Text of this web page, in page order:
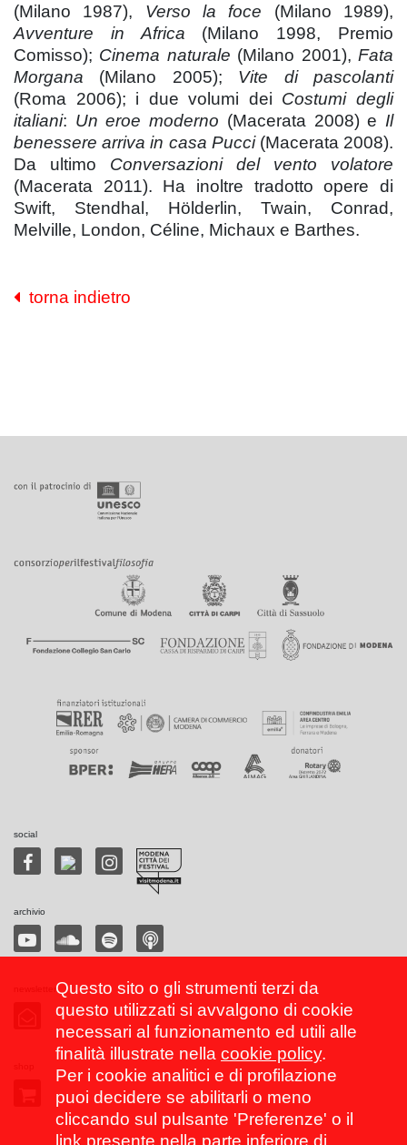
(Milano 1987), Verso la foce (Milano 1989),
Avventure in Africa (Milano 1998, Premio
Comisso); Cinema naturale (Milano 2001),Fata
Morgana (Milano 2005); Vite di pascolanti
(Roma 2006); i due volumi dei Costumi degli
italiani: Un eroe moderno (Macerata 2008) e Il
benessere arriva in casa Pucci(Macerata 2008).
Da ultimo Conversazioni del vento volatore
(Macerata 2011). Ha inoltre tradotto opere di
Swift, Stendhal, Hölderlin, Twain, Conrad,
Melville, London, Céline, Michaux e Barthes.
torna indietro
social
archivio
Questo sito o gli strumenti terzi da
questo utilizzati si avvalgono di cookie
necessari al funzionamento ed utili alle
finalità illustrate nella cookie policy.
Per i cookie analitici e di profilazione
puoi decidere se abilitarli o meno
cliccando sul pulsante 'Preferenze' o il
link presente nella parte inferiore di